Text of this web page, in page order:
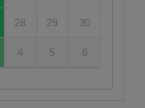
28 29 30
4 5 6